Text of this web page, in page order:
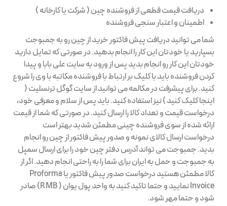
دریافت قیمت قطعی از فروشنده چین ( شرکت یا کارخانه )
اطمینان و اعتبار سنجی فروشنده
شما می توانید دریافت پیش فاکتور خرید از چین رو به جمبوجت
بسپارید یا خودتان این کار را انجام بدهید. در صورتی که تمایل دارید
خودتان این کار رو انجام بدید پس از ورود به سایت علی بابا و پیدا
کردن فروشنده باید با کلیک بر ارتباط با فروشنده مکاتبه با وی را شروع
کنید. برای پیشرفت در مکالمه می توانید از سایت گوگل ترنسلیت (
اینجا کلیک کنید ) نیز استفاده کنید. باید پس از سلام و معرفی خود،
درخواست قیمت و تعداد کالا را ارسال کنید. در صورتی که شما از قیمت
ارائه شده از سوی فروشنده چینی مطمئن شدید بهتر است
درخواست ارسال کالای نمونه و صدور پیش فاکتور از چین رو انجام
بدید. جمبوجت می تواند آدرس دفتر چین خود را برای ارسال سمپل
به جمبوجت و حمل به ایران برای شما را به راحتی انجام دهید. اگر از
کالا مطمئن هستید درخواست صدور پیش فاکتور یا Proforma
Invoice نمایید و حتما تاکید کنید به واحد پول یوان ( RMB) صادر
شود و حتما مهر شود.